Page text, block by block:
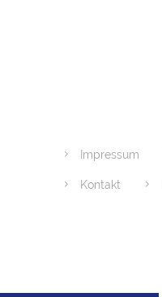
Impressum
Kontakt